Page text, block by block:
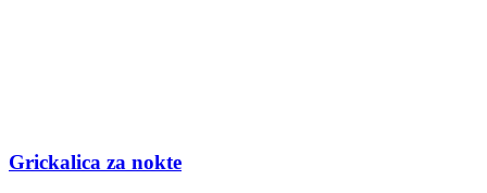
Grickalica za nokte